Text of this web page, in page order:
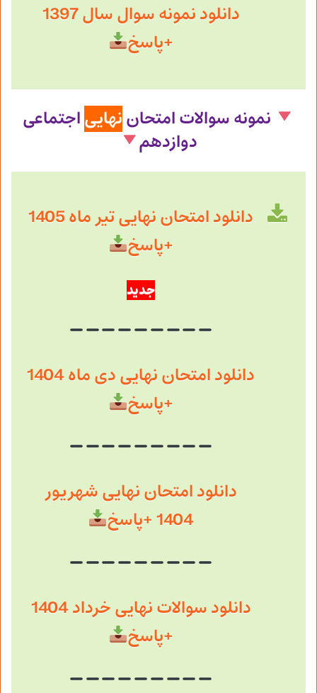
دانلود نمونه سوال سال 1397
+پاسخ
نمونه سوالات امتحاننهاییاجتماعی
دوازدهم
دانلود امتحان نهایی تیر ماه 1405
+پاسخ
جدید
دانلود امتحان نهایی دی ماه 1404
+پاسخ
دانلود امتحان نهایی شهریور
1404 +پاسخ
دانلود سوالات نهایی خرداد 1404
+پاسخ